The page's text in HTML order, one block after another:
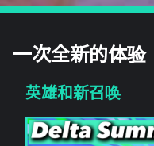
一次全新的体验
英雄和新召唤